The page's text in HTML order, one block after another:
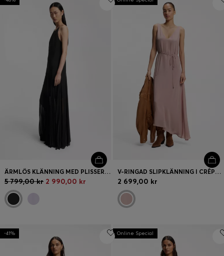
ÄRMLÖS KLÄNNING MED PLISSERING I KJOLEN
5 799,00 kr 2 990,00 kr
V-RINGAD SLIPKLÄNNING I CRÊPE DE CHINE
2 699,00 kr
-41% Online Special